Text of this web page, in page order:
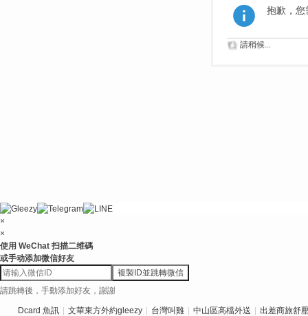
抱歉，您
請稍候...
×
×
使用 WeChat 扫描二维碼
或手动添加微信好友
複製ID並跳轉微信
請跳轉後，手動添加好友，謝謝
Dcard 魚訊 文華東方外約gleezy 台灣叫雞 中山區高檔外送
出差商旅舒